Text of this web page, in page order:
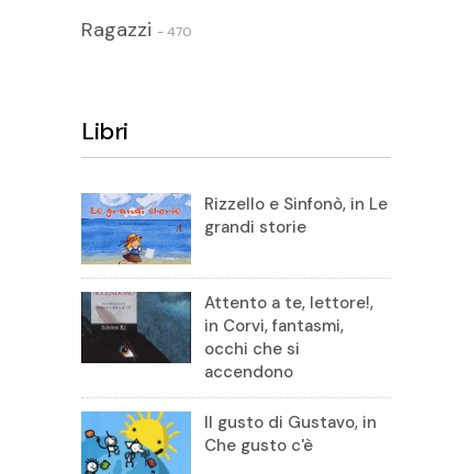
Ragazzi - 470
Libri
Rizzello e Sinfonò, in Le
grandi storie
Attento a te, lettore!,
in Corvi, fantasmi,
occhi che si
accendono
Il gusto di Gustavo, in
Che gusto c'è